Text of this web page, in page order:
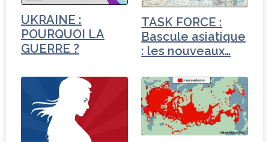
UKRAINE :
POURQUOI LA
GUERRE ?
TASK FORCE :
Bascule asiatique
: les nouveaux…